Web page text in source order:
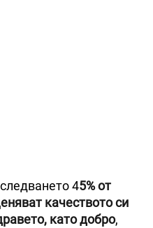
45% от
качеството си
като добро,